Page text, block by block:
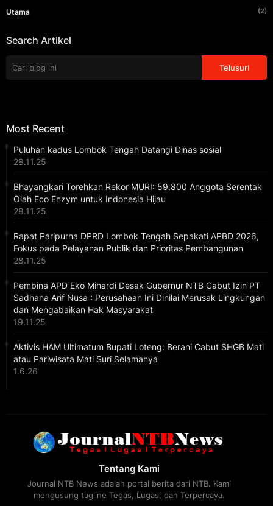
Utama (2)
Search Artikel
Most Recent
Puluhan kadus Lombok Tengah Datangi Dinas sosial
28.11.25
Bhayangkari Torehkan Rekor MURI: 59.800 Anggota Serentak
Olah Eco Enzym untuk Indonesia Hijau
28.11.25
Rapat Paripurna DPRD Lombok Tengah Sepakati APBD 2026,
Fokus pada Pelayanan Publik dan Prioritas Pembangunan
28.11.25
Pembina APD Eko Mihardi Desak Gubernur NTB Cabut Izin PT
Sadhana Arif Nusa : Perusahaan Ini Dinilai Merusak Lingkungan
dan Mengabaikan Hak Masyarakat
19.11.25
Aktivis HAM Ultimatum Bupati Loteng: Berani Cabut SHGB Mati
atau Pariwisata Mati Suri Selamanya
1.6.26
Tentang Kami
Journal NTB News adalah portal berita dari NTB. Kami
mengusung tagline Tegas, Lugas, dan Terpercaya.